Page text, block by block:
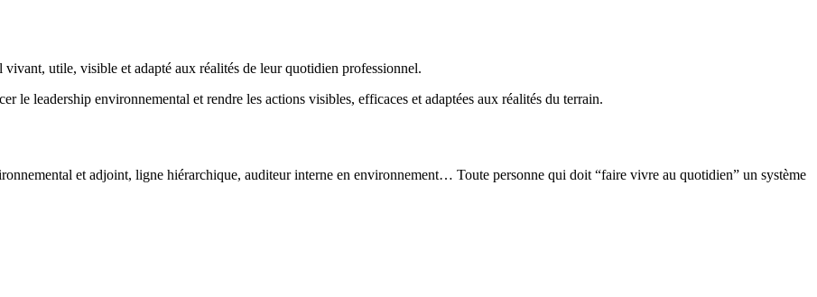
utile, visible et adapté aux réalités de leur quotidien professionnel.
le leadership environnemental et rendre les actions visibles, efficaces et adaptées aux réalités du terrain.
et adjoint, ligne hiérarchique, auditeur interne en environnement… Toute personne qui doit “faire vivre au quotidien” un système